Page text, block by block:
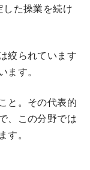
た操業を続け
絞られています
す。
と。その代表的
、この分野では
。